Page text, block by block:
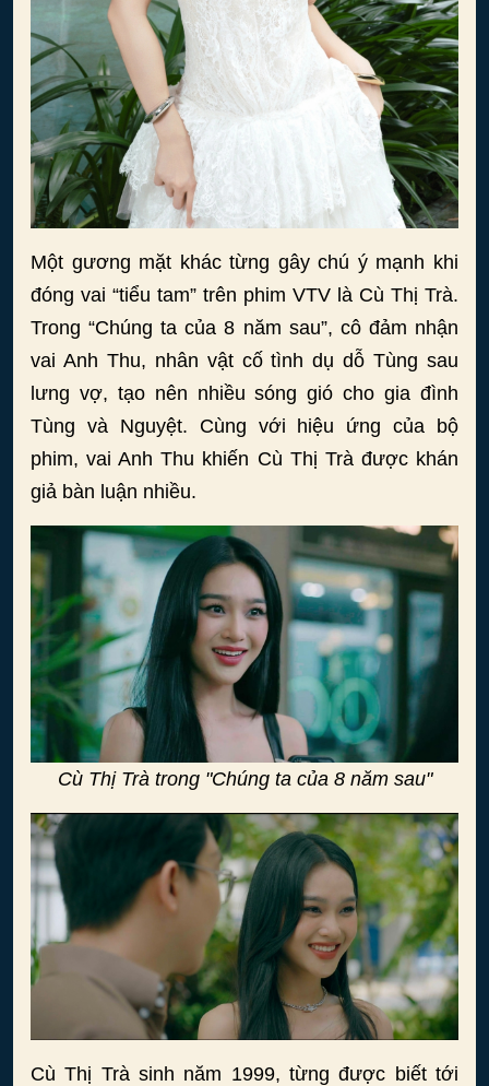
Một gương mặt khác từng gây chú ý mạnh khi
đóng vai “tiểu tam” trên phim VTV là Cù Thị Trà.
Trong “Chúng ta của 8 năm sau”, cô đảm nhận
vai Anh Thu, nhân vật cố tình dụ dỗ Tùng sau
lưng vợ, tạo nên nhiều sóng gió cho gia đình
Tùng và Nguyệt. Cùng với hiệu ứng của bộ
phim, vai Anh Thu khiến Cù Thị Trà được khán
giả bàn luận nhiều.
Cù Thị Trà trong "Chúng ta của 8 năm sau"
Cù Thị Trà sinh năm 1999, từng được biết tới